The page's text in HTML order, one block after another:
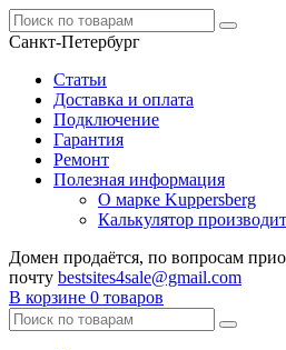
Санкт-Петербург
Статьи
Доставка и оплата
Подключение
Гарантия
Ремонт
Полезная информация
О марке Kuppersberg
Калькулятор
Домен продаётся, по вопросам
почту bestsites4sale@gmail.com
В корзине 0 товаров